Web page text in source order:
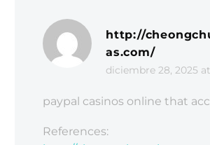
http://
as.com/
diciembre 28, 2025 at
paypal casinos online that
References: